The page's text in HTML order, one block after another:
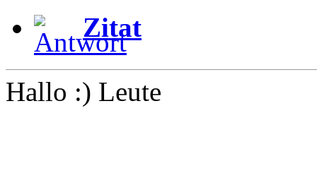
Zitat
Hallo :) Leute